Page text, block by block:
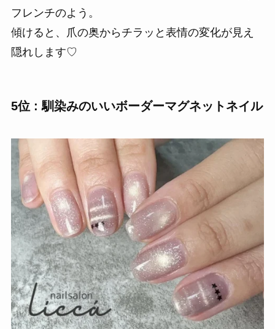
フレンチのよう。
傾けると、爪の奥からチラッと表情の変化が見え
隠れします♡
5位 : 馴染みのいいボーダーマグネットネイル